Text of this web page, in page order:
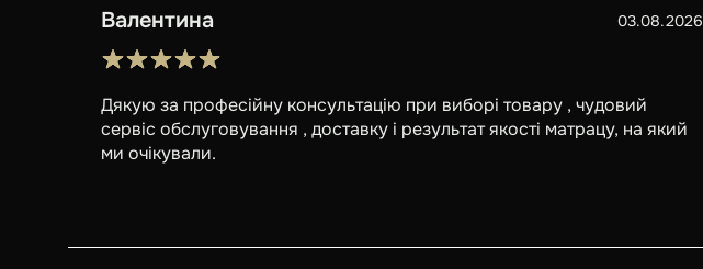
Валентина 03.08.2026
Дякую за професійну консультацію при виборі товару , чудовий
сервіс обслуговування , доставку і результат якості матрацу, на який
ми очікували.